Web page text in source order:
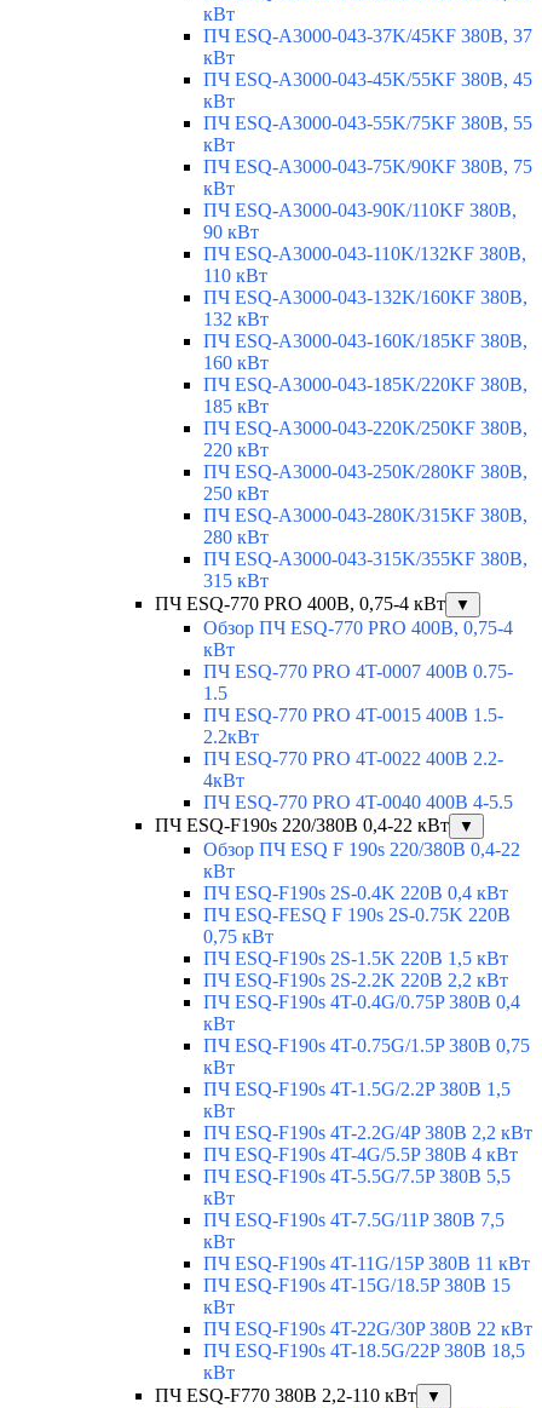
кВт
ПЧ ESQ-A3000-043-37K/45KF 380В, 37
кВт
ПЧ ESQ-A3000-043-45K/55KF 380В, 45
кВт
ПЧ ESQ-A3000-043-55K/75KF 380В, 55
кВт
ПЧ ESQ-A3000-043-75K/90KF 380В, 75
кВт
ПЧ ESQ-A3000-043-90K/110KF 380В,
90 кВт
ПЧ ESQ-A3000-043-110K/132KF 380В,
110 кВт
ПЧ ESQ-A3000-043-132K/160KF 380В,
132 кВт
ПЧ ESQ-A3000-043-160K/185KF 380В,
160 кВт
ПЧ ESQ-A3000-043-185K/220KF 380В,
185 кВт
ПЧ ESQ-A3000-043-220K/250KF 380В,
220 кВт
ПЧ ESQ-A3000-043-250K/280KF 380В,
250 кВт
ПЧ ESQ-A3000-043-280K/315KF 380В,
280 кВт
ПЧ ESQ-A3000-043-315K/355KF 380В,
315 кВт
ПЧ ESQ-770 PRO 400В, 0,75-4 кВт
▼
Обзор ПЧ ESQ-770 PRO 400В, 0,75-4
кВт
ПЧ ESQ-770 PRO 4T-0007 400В 0.75-
1.5
ПЧ ESQ-770 PRO 4T-0015 400В 1.5-
2.2кВт
ПЧ ESQ-770 PRO 4T-0022 400В 2.2-
4кВт
ПЧ ESQ-770 PRO 4T-0040 400В 4-5.5
ПЧ ESQ-F190s 220/380В 0,4-22 кВт
▼
Обзор ПЧ ESQ F 190s 220/380В 0,4-22
кВт
ПЧ ESQ-F190s 2S-0.4K 220В 0,4 кВт
ПЧ ESQ-FESQ F 190s 2S-0.75K 220В
0,75 кВт
ПЧ ESQ-F190s 2S-1.5K 220В 1,5 кВт
ПЧ ESQ-F190s 2S-2.2K 220В 2,2 кВт
ПЧ ESQ-F190s 4T-0.4G/0.75P 380В 0,4
кВт
ПЧ ESQ-F190s 4T-0.75G/1.5P 380В 0,75
кВт
ПЧ ESQ-F190s 4T-1.5G/2.2P 380В 1,5
кВт
ПЧ ESQ-F190s 4T-2.2G/4P 380В 2,2 кВт
ПЧ ESQ-F190s 4T-4G/5.5P 380В 4 кВт
ПЧ ESQ-F190s 4T-5.5G/7.5P 380В 5,5
кВт
ПЧ ESQ-F190s 4T-7.5G/11P 380В 7,5
кВт
ПЧ ESQ-F190s 4T-11G/15P 380В 11 кВт
ПЧ ESQ-F190s 4T-15G/18.5P 380В 15
кВт
ПЧ ESQ-F190s 4T-22G/30P 380В 22 кВт
ПЧ ESQ-F190s 4T-18.5G/22P 380В 18,5
кВт
ПЧ ESQ-F770 380В 2,2-110 кВт
▼